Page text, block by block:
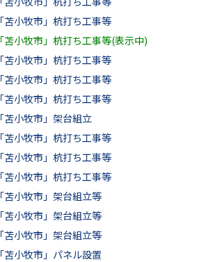
「苫小牧市」杭打ち工事等
「苫小牧市」杭打ち工事等(表示中)
「苫小牧市」杭打ち工事等
「苫小牧市」杭打ち工事等
「苫小牧市」杭打ち工事等
「苫小牧市」架台組立
「苫小牧市」杭打ち工事等
「苫小牧市」杭打ち工事等
「苫小牧市」杭打ち工事等
「苫小牧市」架台組立等
「苫小牧市」架台組立等
「苫小牧市」架台組立等
「苫小牧市」パネル設置